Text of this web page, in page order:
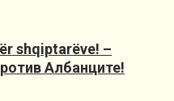
shqiptarëve! –
Албанците!